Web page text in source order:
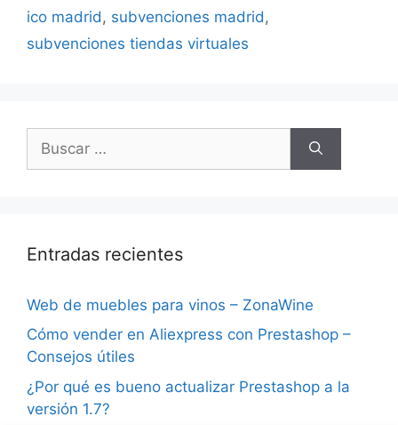
ico madrid , subvenciones madrid ,
subvenciones tiendas virtuales
Entradas recientes
Web de muebles para vinos – ZonaWine
Cómo vender en Aliexpress con Prestashop –
Consejos útiles
¿Por qué es bueno actualizar Prestashop a la
versión 1.7?